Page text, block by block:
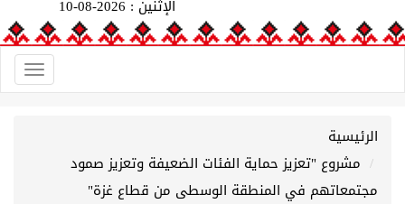
الإثنين : 2026-08-10
الرئيسية
مشروع "تعزيز حماية الفئات الضعيفة وتعزيز صمود
مجتمعاتهم في المنطقة الوسطى من قطاع غزة"